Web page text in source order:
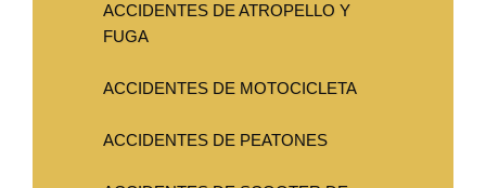
ACCIDENTES DE ATROPELLO Y
FUGA
ACCIDENTES DE MOTOCICLETA
ACCIDENTES DE PEATONES